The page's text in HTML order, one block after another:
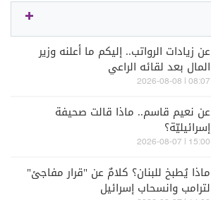
عن زيادات الرواتب.. إليكم ما أعلنه وزير
المال بعد لقائه الراعي
08:07 | 2026-08-08
عن نعيم قاسم.. ماذا قالت صحيفة
إسرائيليّة؟
15:00 | 2026-08-07
ماذا يُطبخ للبنان؟ كلامٌ عن "قرار مفاجئ"
لترامب وانسحاب إسرائيل